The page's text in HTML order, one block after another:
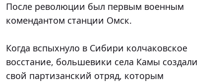
После революции был первым военным
комендантом станции Омск.
Когда вспыхнуло в Сибири колчаковское
восстание, большевики села Камы создали
свой партизанский отряд, которым